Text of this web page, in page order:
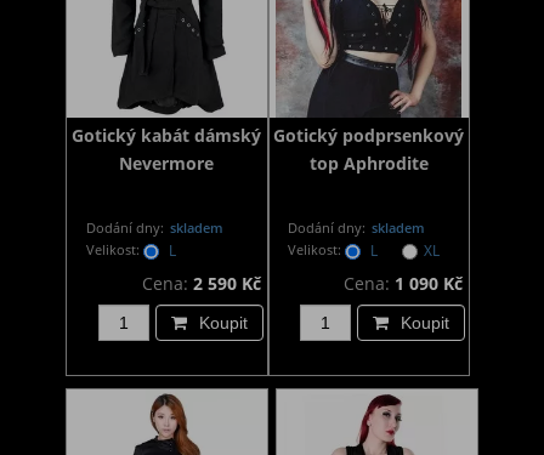
Gotický kabát dámský
Nevermore
Dodání dny: skladem
Velikost:
L
Cena: 2 590 Kč
Koupit
Gotický podprsenkový
top Aphrodite
Dodání dny: skladem
Velikost:
L XL
Cena: 1 090 Kč
Koupit